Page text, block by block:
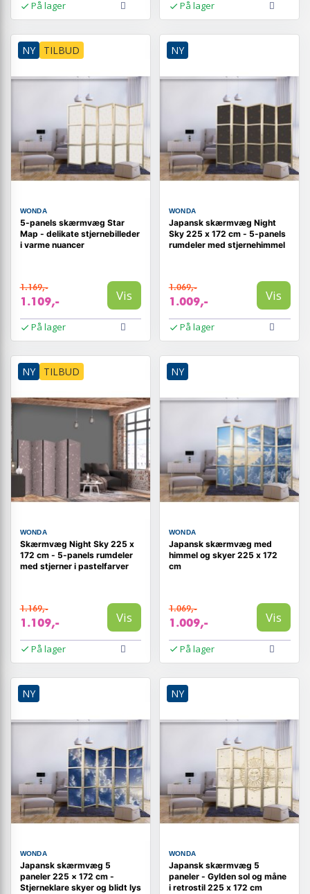
På lager På lager
NY TILBUD
WONDA
5-panels skærmvæg Star
Map - delikate stjernebilleder
i varme nuancer
1.169,-
1.109,- Vis
På lager
NY
WONDA
Japansk skærmvæg Night
Sky 225 x 172 cm - 5-panels
rumdeler med stjernehimmel
1.069,-
1.009,- Vis
På lager
NY TILBUD
WONDA
Skærmvæg Night Sky 225 x
172 cm - 5-panels rumdeler
med stjerner i pastelfarver
1.169,-
1.109,- Vis
På lager
NY
WONDA
Japansk skærmvæg med
himmel og skyer 225 x 172
cm
1.069,-
1.009,- Vis
På lager
NY
WONDA
Japansk skærmvæg 5
paneler 225 × 172 cm -
Stjerneklare skyer og blidt lys
NY
WONDA
Japansk skærmvæg 5
paneler - Gylden sol og måne
i retrostil 225 x 172 cm